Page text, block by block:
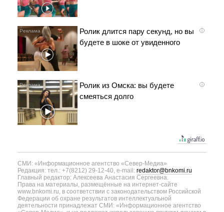
i
Ролик длится пару секунд, но вы
будете в шоке от увиденного
i
Ролик из Омска: вы будете
смеяться долго
СМИ: «Информационное агентство «Север-Медиа»
Редакция: тел.: +7(8212) 29-12-40, e-mail: redaktor@bnkomi.ru
Главный редактор: Алексеева Анастасия Сергеевна.
Права на материалы, размещённые на интернет-сайте
www.bnkomi.ru, в соответствии с законодательством Российской
Федерации об охране результатов интеллектуальной
деятельности принадлежат СМИ: «Информационное агентство